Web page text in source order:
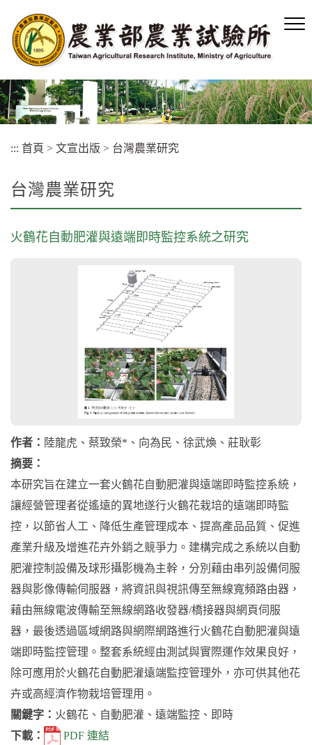
容
區
塊
::: 首頁 > 文宣出版 > 台灣農業研究
台灣農業研究
火鶴花自動肥灌與遠端即時監控系統之研究
作者： 陸龍虎、蔡致榮*、向為民、徐武煥、莊耿彰
摘要：
本研究旨在建立一套火鶴花自動肥灌與遠端即時監控系統，
讓經營管理者從遙遠的異地遂行火鶴花栽培的遠端即時監
控，以節省人工、降低生產管理成本、提高產品品質、促進
產業升級及增進花卉外銷之競爭力。建構完成之系統以自動
肥灌控制設備及球形攝影機為主幹，分別藉由串列設備伺服
器與影像傳輸伺服器，將資訊與視訊傳至無線寬頻路由器，
藉由無線電波傳輸至無線網路收發器/橋接器與網頁伺服
器，最後透過區域網路與網際網路進行火鶴花自動肥灌與遠
端即時監控管理。整套系統經由測試與實際運作效果良好，
除可應用於火鶴花自動肥灌遠端監控管理外，亦可供其他花
卉或高經濟作物栽培管理用。
關鍵字： 火鶴花、自動肥灌、遠端監控、即時
下載：
PDF 連結